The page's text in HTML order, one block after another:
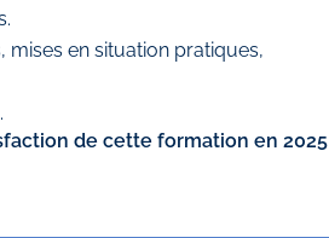
mises en situation pratiques,
de cette formation en 2025